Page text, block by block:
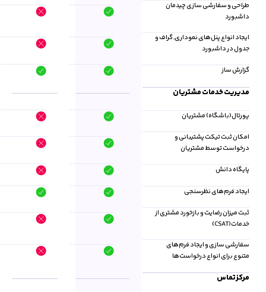
طراحی و سفارشی سازی چیدمان
داشبورد
ایجاد انواع پنل‌های نموداری, گراف و
جدول در داشبورد
گزارش ساز
مدیریت خدمات مشتریان
پورتال(باشگاه) مشتریان
امکان ثبت تیکت پشتیبانی و
درخواست توسط مشتریان
پایگاه دانش
ایجاد فرم‌های نظرسنجی
ثبت میزان رضایت و بازخورد مشتری از
خدمات(CSAT)
سفارشی سازی و ایجاد فرم‌های
متنوع برای انواع درخواست‌ها
مرکز تماس